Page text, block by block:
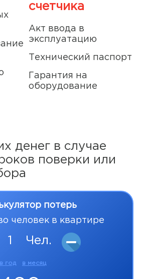
счетчика
Акт ввода в
эксплуатацию
Технический паспорт
Гарантия на
оборудование
денег в случае
поверки или
потерь
человек в квартире
1 Чел.
в год в месяц